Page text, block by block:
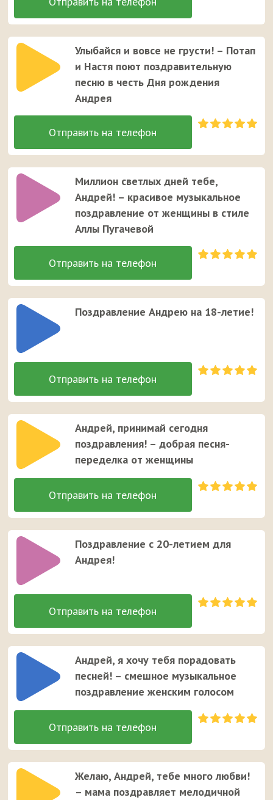
Улыбайся и вовсе не грусти! – Потап
и Настя поют поздравительную
песню в честь Дня рождения
Андрея
Миллион светлых дней тебе,
Андрей! – красивое музыкальное
поздравление от женщины в стиле
Аллы Пугачевой
Поздравление Андрею на 18-летие!
Андрей, принимай сегодня
поздравления! – добрая песня-
переделка от женщины
Поздравление с 20-летием для
Андрея!
Андрей, я хочу тебя порадовать
песней! – смешное музыкальное
поздравление женским голосом
Желаю, Андрей, тебе много любви!
– мама поздравляет мелодичной